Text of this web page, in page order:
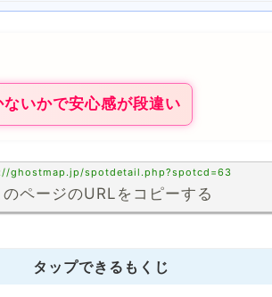
いかで安心感が段違い
ghostmap.jp/spotdetail.php?spotcd=63
のページのURLをコピーする
タップできるもくじ